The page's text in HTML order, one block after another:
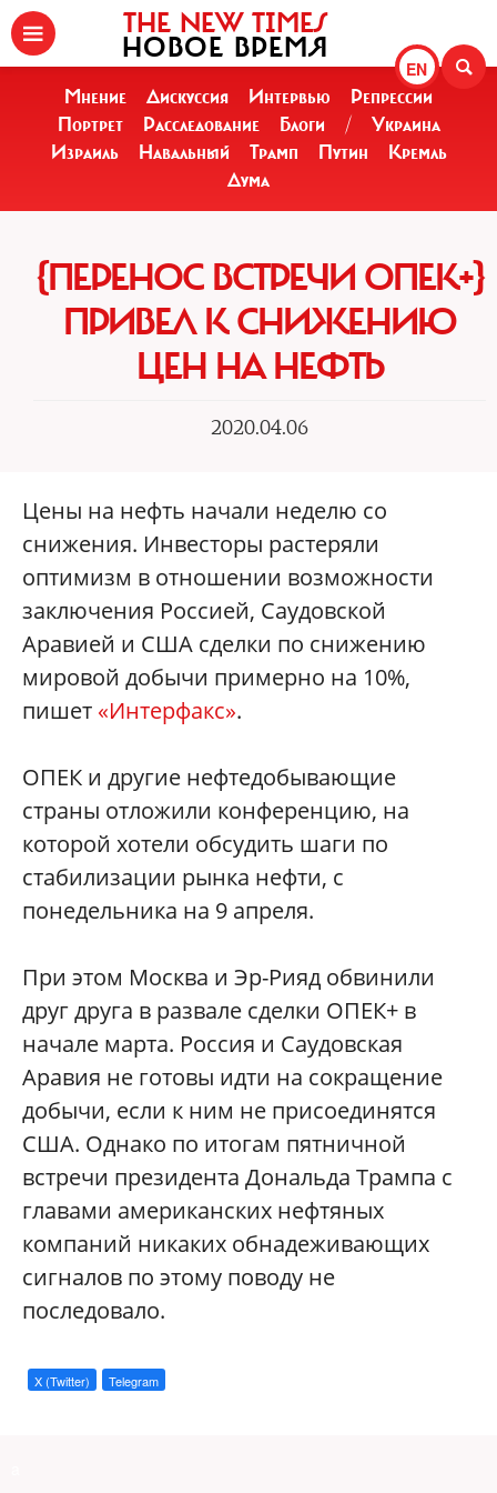
EN
THE NEW TIMES
НОВОЕ ВРЕМЯ
Мнение Дискуссия Интервью
Репрессии
Портрет
Расследование Блоги /
Украина
Израиль
Навальный Трамп Путин
Кремль
Дума
{ПЕРЕНОС ВСТРЕЧИ ОПЕК+}
ПРИВЕЛ К СНИЖЕНИЮ
ЦЕН НА НЕФТЬ
2020.04.06
Цены на нефть начали неделю со
снижения. Инвесторы растеряли
оптимизм в отношении возможности
заключения Россией, Саудовской
Аравией и США сделки по снижению
мировой добычи примерно на 10%,
пишет «Интерфакс».
ОПЕК и другие нефтедобывающие
страны отложили конференцию, на
которой хотели обсудить шаги по
стабилизации рынка нефти, с
понедельника на 9 апреля.
При этом Москва и Эр-Рияд обвинили
друг друга в развале сделки ОПЕК+ в
начале марта. Россия и Саудовская
Аравия не готовы идти на сокращение
добычи, если к ним не присоединятся
США. Однако по итогам пятничной
встречи президента Дональда Трампа с
главами американских нефтяных
компаний никаких обнадеживающих
сигналов по этому поводу не
последовало.
X (Twitter) Telegram